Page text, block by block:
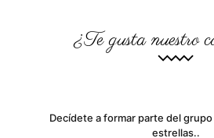
¿Te gusta nuestro
Decídete a formar parte del
estrellas..